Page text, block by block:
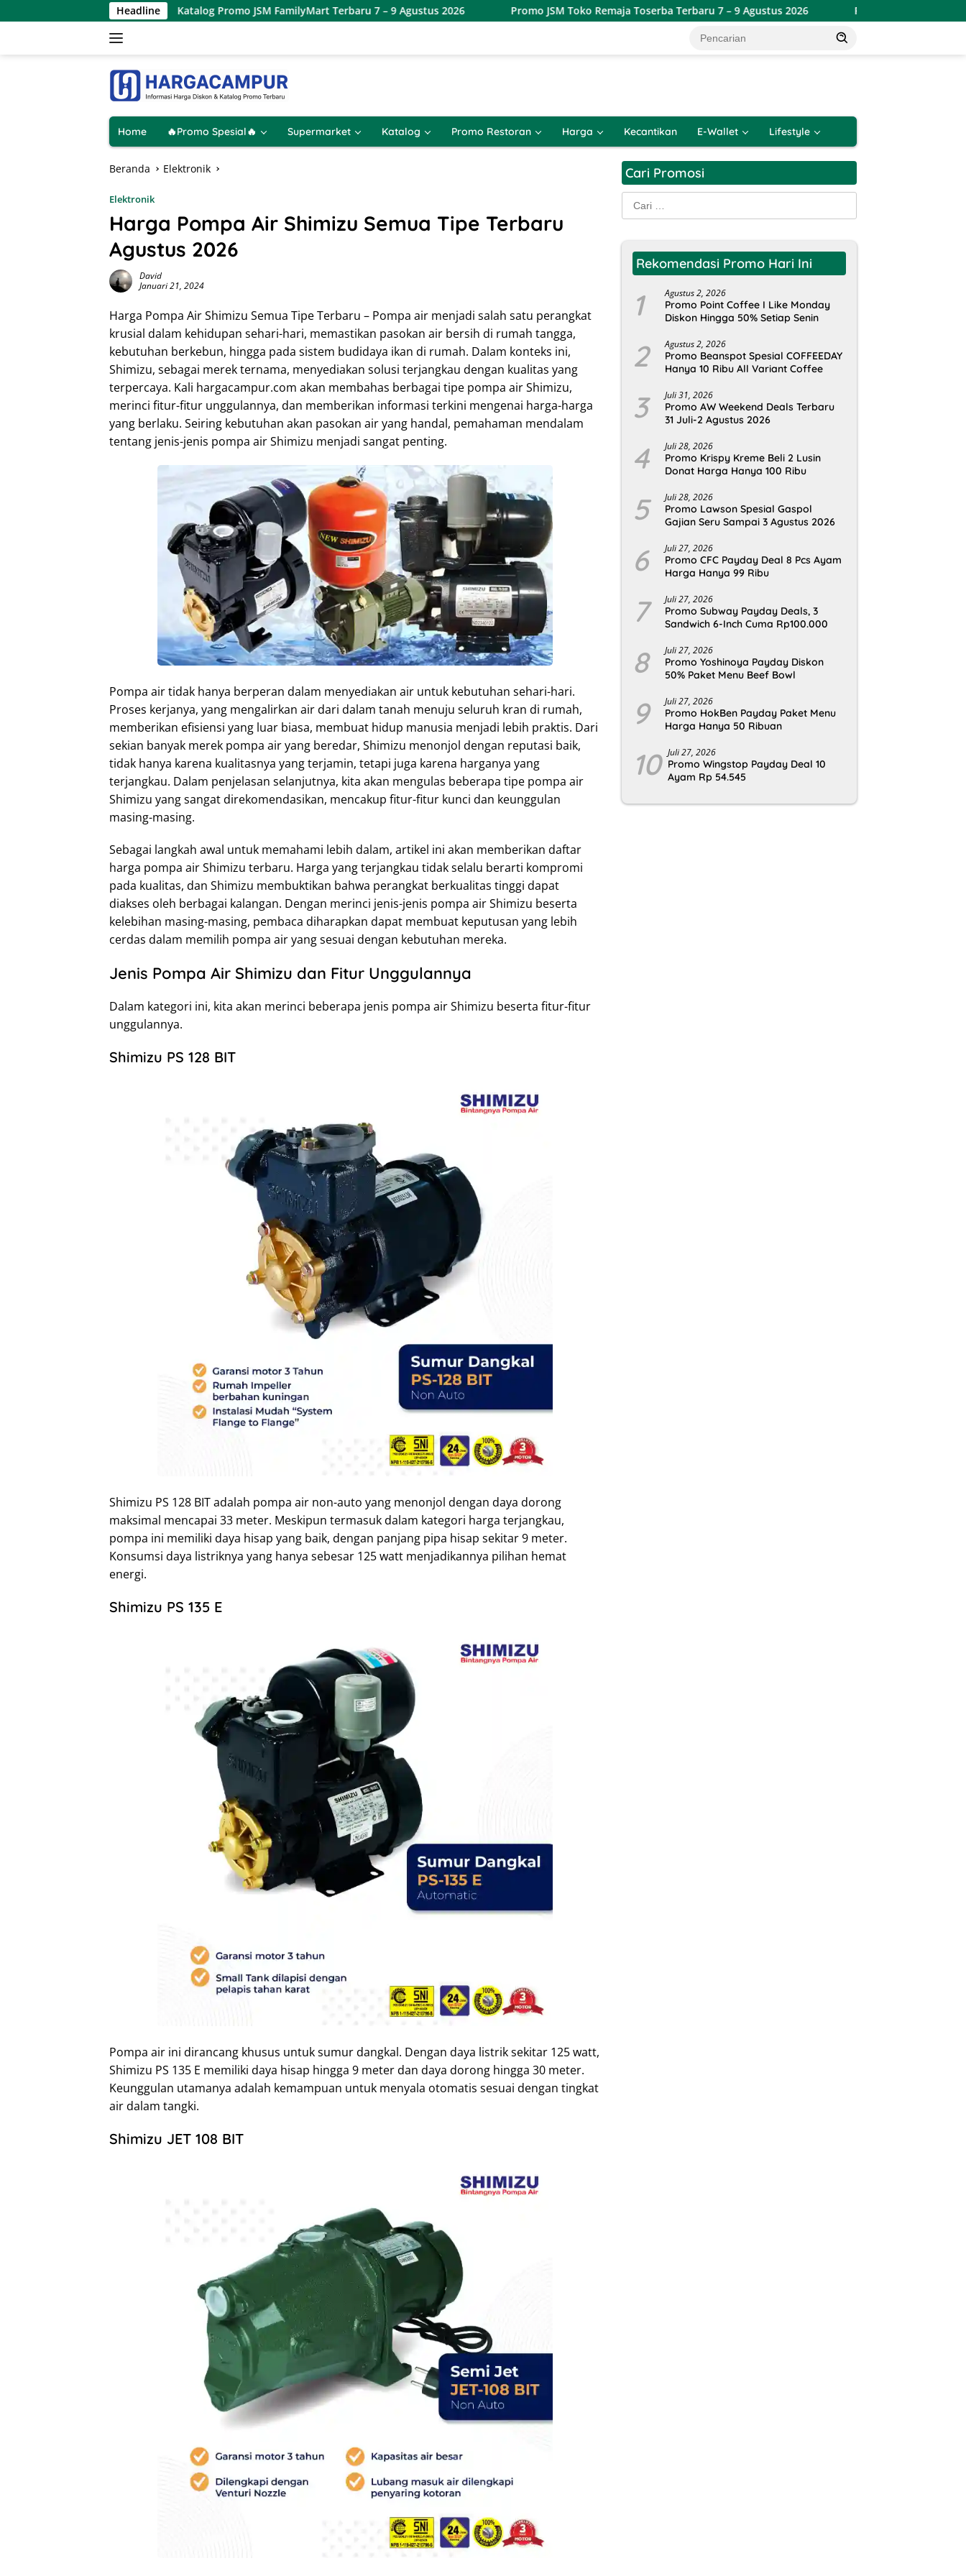
ke
Headline
Katalog Promo JSM FamilyMart Terbaru 7 – 9 Agustus 2026 Promo JSM Toko Remaja Toserba Terbaru 7 – 9 Agustus 2026 Promo Lotte Grosir Weekend Terbaru
Home 🔥Promo Spesial🔥 Supermarket Katalog Promo Restoran Harga Kecantikan E-Wallet Lifestyle
Beranda Elektronik
Elektronik
Harga Pompa Air Shimizu Semua Tipe Terbaru
Agustus 2026
David
Januari 21, 2024
Harga Pompa Air Shimizu Semua Tipe Terbaru – Pompa air menjadi salah satu perangkat
krusial dalam kehidupan sehari-hari, memastikan pasokan air bersih di rumah tangga,
kebutuhan berkebun, hingga pada sistem budidaya ikan di rumah. Dalam konteks ini,
Shimizu, sebagai merek ternama, menyediakan solusi terjangkau dengan kualitas yang
terpercaya. Kali hargacampur.com akan membahas berbagai tipe pompa air Shimizu,
merinci fitur-fitur unggulannya, dan memberikan informasi terkini mengenai harga-harga
yang berlaku. Seiring kebutuhan akan pasokan air yang handal, pemahaman mendalam
tentang jenis-jenis pompa air Shimizu menjadi sangat penting.
Pompa air tidak hanya berperan dalam menyediakan air untuk kebutuhan sehari-hari.
Proses kerjanya, yang mengalirkan air dari dalam tanah menuju seluruh kran di rumah,
memberikan efisiensi yang luar biasa, membuat hidup manusia menjadi lebih praktis. Dari
sekian banyak merek pompa air yang beredar, Shimizu menonjol dengan reputasi baik,
tidak hanya karena kualitasnya yang terjamin, tetapi juga karena harganya yang
terjangkau. Dalam penjelasan selanjutnya, kita akan mengulas beberapa tipe pompa air
Shimizu yang sangat direkomendasikan, mencakup fitur-fitur kunci dan keunggulan
masing-masing.
Sebagai langkah awal untuk memahami lebih dalam, artikel ini akan memberikan daftar
harga pompa air Shimizu terbaru. Harga yang terjangkau tidak selalu berarti kompromi
pada kualitas, dan Shimizu membuktikan bahwa perangkat berkualitas tinggi dapat
diakses oleh berbagai kalangan. Dengan merinci jenis-jenis pompa air Shimizu beserta
kelebihan masing-masing, pembaca diharapkan dapat membuat keputusan yang lebih
cerdas dalam memilih pompa air yang sesuai dengan kebutuhan mereka.
Jenis Pompa Air Shimizu dan Fitur Unggulannya
Dalam kategori ini, kita akan merinci beberapa jenis pompa air Shimizu beserta fitur-fitur
unggulannya.
Shimizu PS 128 BIT
Shimizu PS 128 BIT adalah pompa air non-auto yang menonjol dengan daya dorong
maksimal mencapai 33 meter. Meskipun termasuk dalam kategori harga terjangkau,
pompa ini memiliki daya hisap yang baik, dengan panjang pipa hisap sekitar 9 meter.
Konsumsi daya listriknya yang hanya sebesar 125 watt menjadikannya pilihan hemat
energi.
Shimizu PS 135 E
Pompa air ini dirancang khusus untuk sumur dangkal. Dengan daya listrik sekitar 125 watt,
Shimizu PS 135 E memiliki daya hisap hingga 9 meter dan daya dorong hingga 30 meter.
Keunggulan utamanya adalah kemampuan untuk menyala otomatis sesuai dengan tingkat
air dalam tangki.
Shimizu JET 108 BIT
Cari Promosi
Cari
untuk:
Rekomendasi Promo Hari Ini
1 Agustus 2, 2026
Promo Point Coffee I Like Monday
Diskon Hingga 50% Setiap Senin
2 Agustus 2, 2026
Promo Beanspot Spesial COFFEEDAY
Hanya 10 Ribu All Variant Coffee
3 Juli 31, 2026
Promo AW Weekend Deals Terbaru
31 Juli-2 Agustus 2026
4 Juli 28, 2026
Promo Krispy Kreme Beli 2 Lusin
Donat Harga Hanya 100 Ribu
5 Juli 28, 2026
Promo Lawson Spesial Gaspol
Gajian Seru Sampai 3 Agustus 2026
6 Juli 27, 2026
Promo CFC Payday Deal 8 Pcs Ayam
Harga Hanya 99 Ribu
7 Juli 27, 2026
Promo Subway Payday Deals, 3
Sandwich 6-Inch Cuma Rp100.000
8 Juli 27, 2026
Promo Yoshinoya Payday Diskon
50% Paket Menu Beef Bowl
9 Juli 27, 2026
Promo HokBen Payday Paket Menu
Harga Hanya 50 Ribuan
10 Juli 27, 2026
Promo Wingstop Payday Deal 10
Ayam Rp 54.545